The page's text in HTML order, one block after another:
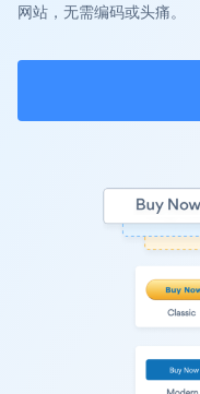
网站，无需编码或头痛。